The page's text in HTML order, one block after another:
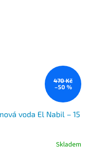
470 Kč
–50 %
voda El Nabil – 15
Skladem